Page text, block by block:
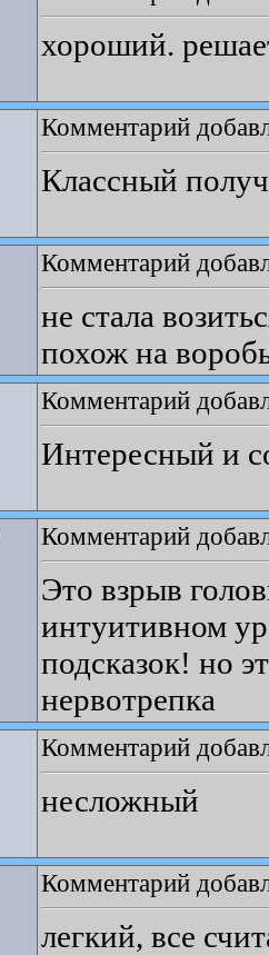
хороший.
Комментарий
Классный
Комментарий
не стала
похож на
Комментарий
Интересный и
Комментарий
Это взрыв
интуитивном
подсказок! но
нервотрепка
Комментарий
несложный
Комментарий
легкий, все